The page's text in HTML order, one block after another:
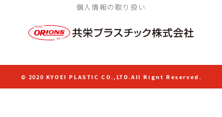
個人情報の取り扱い
© 2020 KYOEI PLASTIC CO.,LTD.All Rignt Reserved.